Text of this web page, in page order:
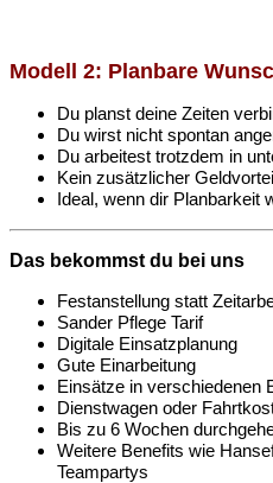
Modell 2: Planbare
Du planst deine Zeiten
Du wirst nicht spontan
Du arbeitest trotzdem in
Kein zusätzlicher
Ideal, wenn dir Planbarkeit
Das bekommst du bei uns
Festanstellung statt
Sander Pflege Tarif
Digitale Einsatzplanung
Gute Einarbeitung
Einsätze in verschiedenen
Dienstwagen oder
Bis zu 6 Wochen
Weitere Benefits wie
Teampartys